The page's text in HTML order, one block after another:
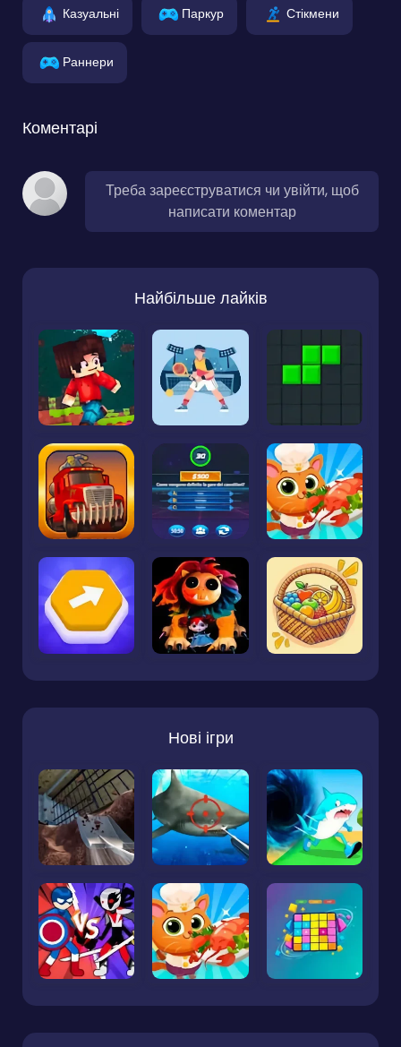
Казуальні Паркур Стікмени
Раннери
Коментарі
Треба зареєструватися чи увійти, щоб
написати коментар
Найбільше лайків
Нові ігри